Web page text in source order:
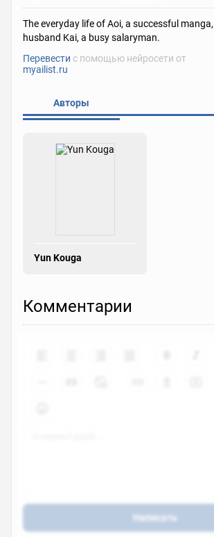
The everyday life of Aoi, a successful
husband Kai, a busy salaryman.
Перевести с помощью нейросети от
myailist.ru
Авторы
Yun Kouga
Комментарии
Написать